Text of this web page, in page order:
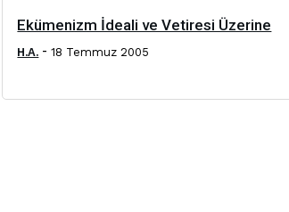
Ekümenizm İdeali ve Vetiresi Üzerine
H.A. - 18 Temmuz 2005